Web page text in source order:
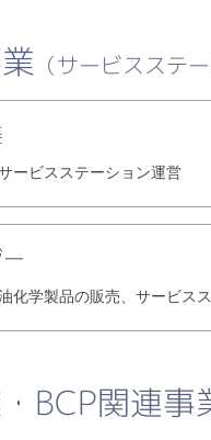
（サービスステ
ービスステーション運営
化学製品の販売、サービス
BCP関連